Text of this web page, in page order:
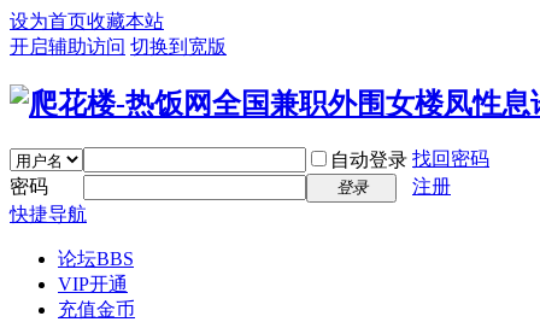
设为首页收藏本站
开启辅助访问 切换到宽版
自动登录 找回密码
密码
登录
注册
快捷导航
论坛BBS
VIP开通
充值金币